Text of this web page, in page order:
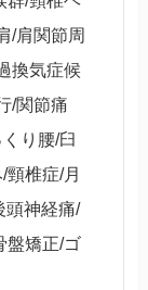
/肩関節周
換気症候
/関節痛
り腰/臼
椎症/月
頭神経痛/
盤矯正/ゴ